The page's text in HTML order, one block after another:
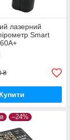
лазерний
Smart
₴
Купити
–24%